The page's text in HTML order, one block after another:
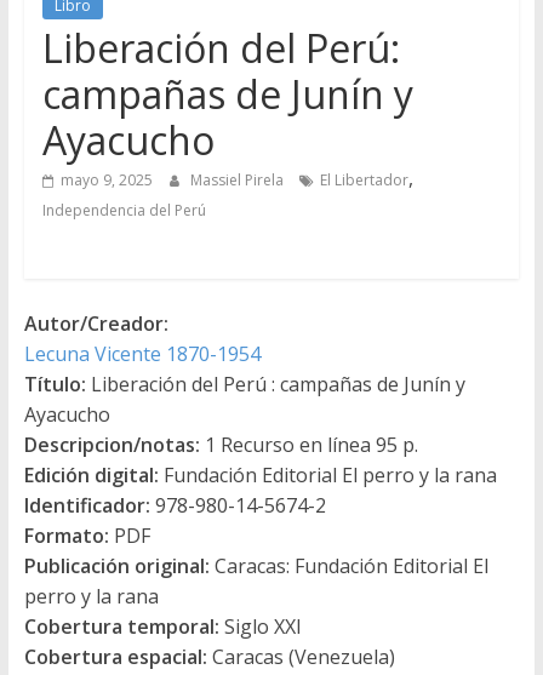
Libro
Liberación del Perú:
campañas de Junín y
Ayacucho
mayo 9, 2025 Massiel Pirela El Libertador,
Independencia del Perú
Autor/Creador:
Lecuna Vicente 1870-1954
Título: Liberación del Perú : campañas de Junín y
Ayacucho
Descripcion/notas: 1 Recurso en línea 95 p.
Edición digital: Fundación Editorial El perro y la rana
Identificador: 978-980-14-5674-2
Formato: PDF
Publicación original: Caracas: Fundación Editorial El
perro y la rana
Cobertura temporal: Siglo XXI
Cobertura espacial: Caracas (Venezuela)